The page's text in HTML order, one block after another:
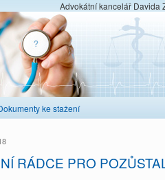
Advokátní kancelář Davida
ke stažení
RÁDCE PRO